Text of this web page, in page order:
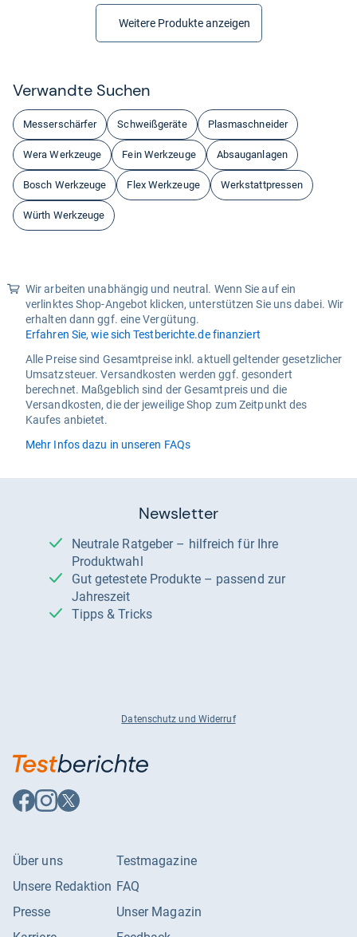
Weitere Produkte anzeigen
Ver­wandte Suchen
Messerschärfer Schweißgeräte Plasmaschneider
Wera Werkzeuge Fein Werkzeuge Absauganlagen
Bosch Werkzeuge Flex Werkzeuge Werkstattpressen
Würth Werkzeuge
Wir arbeiten unabhängig und neutral. Wenn Sie auf ein
verlinktes Shop-Angebot klicken, unterstützen Sie uns dabei. Wir
erhalten dann ggf. eine Vergütung.
Erfahren Sie, wie sich Testberichte.de finanziert
Alle Preise sind Gesamtpreise inkl. aktuell geltender gesetzlicher
Umsatzsteuer. Versandkosten werden ggf. gesondert
berechnet. Maßgeblich sind der Gesamtpreis und die
Versandkosten, die der jeweilige Shop zum Zeitpunkt des
Kaufes anbietet.
Mehr Infos dazu in unseren FAQs
Newsletter
Neutrale Ratgeber – hilfreich für Ihre
Produktwahl
Gut getestete Produkte – passend zur
Jahreszeit
Tipps & Tricks
Datenschutz und Widerruf
Auf
Facebook
Auf
Instagram
Auf
X
Über uns
Unsere Redaktion
Presse
Testmagazine
FAQ
Unser Magazin